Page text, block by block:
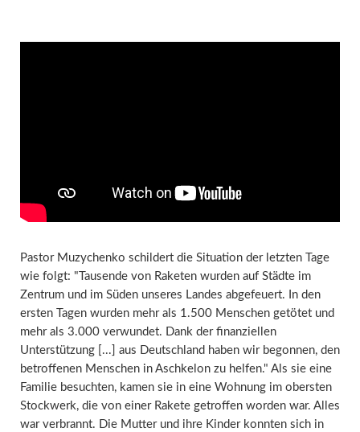
Pastor Muzychenko schildert die Situation der letzten Tage
wie folgt: "Tausende von Raketen wurden auf Städte im
Zentrum und im Süden unseres Landes abgefeuert. In den
ersten Tagen wurden mehr als 1.500 Menschen getötet und
mehr als 3.000 verwundet. Dank der finanziellen
Unterstützung [...] aus Deutschland haben wir begonnen, den
betroffenen Menschen in Aschkelon zu helfen." Als sie eine
Familie besuchten, kamen sie in eine Wohnung im obersten
Stockwerk, die von einer Rakete getroffen worden war. Alles
war verbrannt. Die Mutter und ihre Kinder konnten sich in